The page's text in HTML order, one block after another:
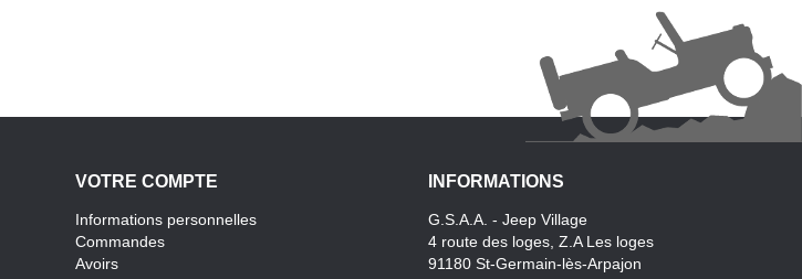
VOTRE COMPTE
Informations personnelles
Commandes
Avoirs
INFORMATIONS
G.S.A.A. - Jeep Village
4 route des loges, Z.A Les loges
91180 St-Germain-lès-Arpajon